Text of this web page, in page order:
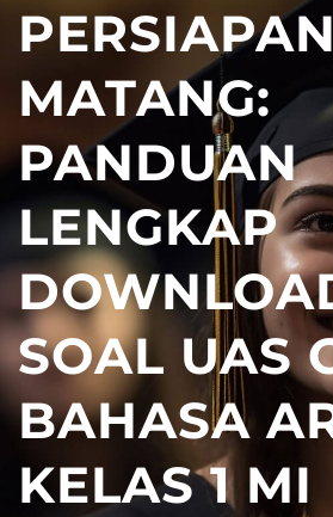
PERSIAPAN
MATANG:
PANDUAN
LENGKAP
SOAL UAS
BAHASA
KELAS 1 MI